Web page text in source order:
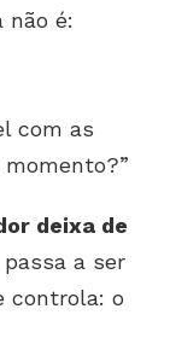
não é:
com as
deixa de
passa a ser
controla: o